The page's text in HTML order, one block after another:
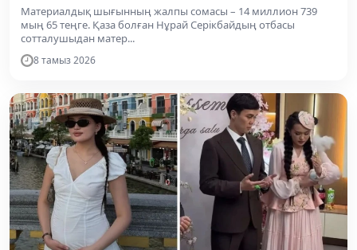
Материалдық шығынның жалпы сомасы – 14 миллион 739
мың 65 теңге. Қаза болған Нұрай Серікбайдың отбасы
сотталушыдан матер...
8 тамыз 2026